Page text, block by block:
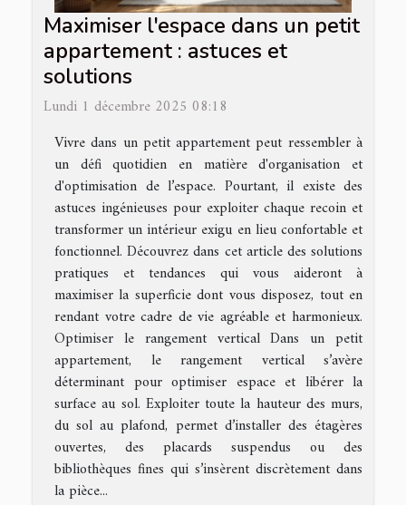
Maximiser l'espace dans un petit
appartement : astuces et
solutions
Lundi 1 décembre 2025 08:18
Vivre dans un petit appartement peut ressembler à
un défi quotidien en matière d'organisation et
d'optimisation de l’espace. Pourtant, il existe des
astuces ingénieuses pour exploiter chaque recoin et
transformer un intérieur exigu en lieu confortable et
fonctionnel. Découvrez dans cet article des solutions
pratiques et tendances qui vous aideront à
maximiser la superficie dont vous disposez, tout en
rendant votre cadre de vie agréable et harmonieux.
Optimiser le rangement vertical Dans un petit
appartement, le rangement vertical s’avère
déterminant pour optimiser espace et libérer la
surface au sol. Exploiter toute la hauteur des murs,
du sol au plafond, permet d’installer des étagères
ouvertes, des placards suspendus ou des
bibliothèques fines qui s’insèrent discrètement dans
la pièce...